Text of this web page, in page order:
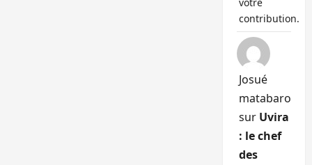
contribution.
Josué
matabaro
sur Uvira
: le chef
des